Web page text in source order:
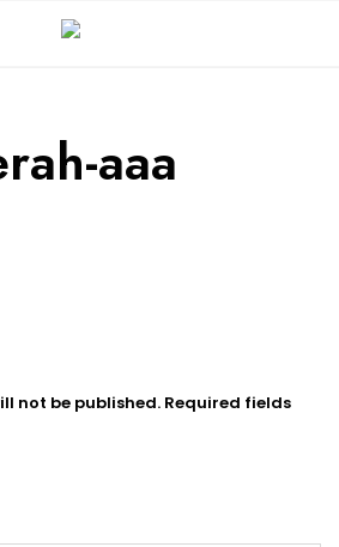
aaa
not be published. Required fields